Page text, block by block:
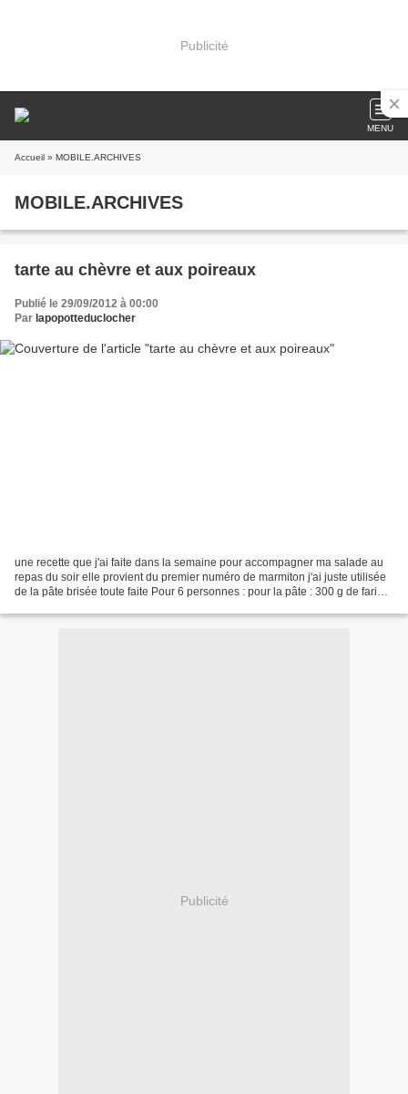
Publicité
MENU
Accueil » MOBILE.ARCHIVES
MOBILE.ARCHIVES
tarte au chèvre et aux poireaux
Publié le 29/09/2012 à 00:00
Par lapopotteduclocher
une recette que j'ai faite dans la semaine pour accompagner ma salade au
repas du soir elle provient du premier numéro de marmiton j'ai juste utilisée
de la pâte brisée toute faite Pour 6 personnes : pour la pâte : 300 g de farine,
Publicité